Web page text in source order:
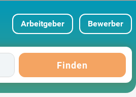
Arbeitgeber Bewerber
Finden